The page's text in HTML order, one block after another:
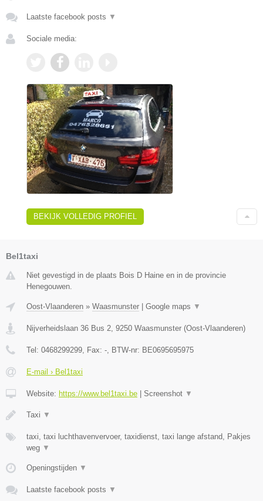
Laatste facebook posts ▼
Sociale media:
BEKIJK VOLLEDIG PROFIEL
Bel1taxi
Niet gevestigd in de plaats Bois D Haine en in de provincie
Henegouwen.
Oost-Vlaanderen » Waasmunster Google maps ▼
Nijverheidslaan 36 Bus 2 9250 Waasmunster (Oost-Vlaanderen)
Tel: 0468299299 , Fax: - , BTW-nr: BE0695695975
E-mail › Bel1taxi
Website: https://www.bel1taxi.be Screenshot ▼
Taxi ▼
taxi, taxi luchthavenvervoer, taxidienst, taxi lange afstand, Pakjes
weg ▼
Openingstijden ▼
Laatste facebook posts ▼